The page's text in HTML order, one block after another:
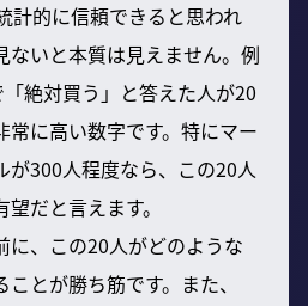
計的に信頼できると思われ
ないと本質は見えません。例
絶対買う」と答えた人が20
常に高い数字です。特にマー
が300人程度なら、この20人
だと言えます。
に、この20人がどのような
とが勝ち筋です。また、